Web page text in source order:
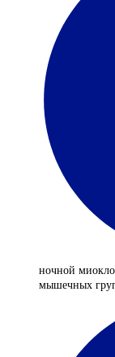
ночной
мышечных